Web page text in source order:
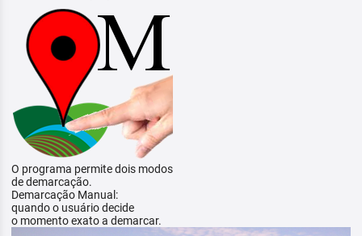
O programa permite dois modos
de demarcação.
Demarcação Manual:
quando o usuário decide
o momento exato a demarcar.